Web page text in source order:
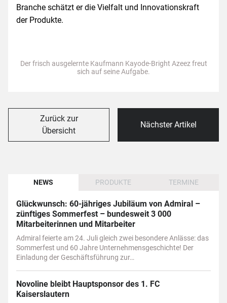
Der frisch ausgelernte Kaufmann Kayode-Bright Azeez freut
sich auf seine Aufgabe.
Branche schätzt er die Vielfalt und Innovationskraft
der Produkte.
Zurück zur
Übersicht
Nächster Artikel
NEWS PRODUKTE TERMINE
Glückwunsch: 60-jähriges Jubiläum von Admiral –
zünftiges Sommerfest – bundesweit 3 000
Mitarbeiterinnen und Mitarbeiter
Admiral feierte am 24. Juli gleich zwei besondere Anlässe: das
Sommerfest und 60 Jahre Unternehmensgeschichte! Der
Einladung der Geschäftsführung zur…
Novoline bleibt Hauptsponsor des 1. FC
Kaiserslautern